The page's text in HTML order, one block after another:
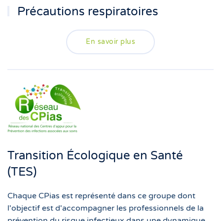
Précautions respiratoires
En savoir plus
Transition Écologique en Santé
(TES)
Chaque CPias est représenté dans ce groupe dont
l'objectif est d'accompagner les professionnels de la